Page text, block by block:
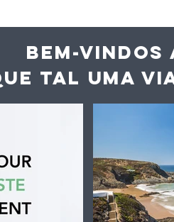
BEM-VINDOS
TAL UMA